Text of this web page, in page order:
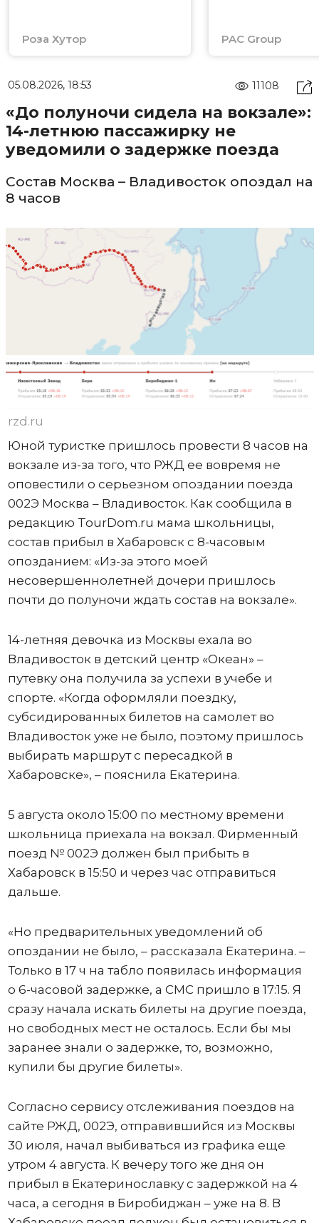
Роза Хутор PAC Group
05.08.2026, 18:53 11108
«До полуночи сидела на вокзале»:
14-летнюю пассажирку не
уведомили о задержке поезда
Состав Москва – Владивосток опоздал на
8 часов
rzd.ru
Юной туристке пришлось провести 8 часов на
вокзале из-за того, что РЖД ее вовремя не
оповестили о серьезном опоздании поезда
002Э Москва – Владивосток. Как сообщила в
редакцию TourDom.ru мама школьницы,
состав прибыл в Хабаровск с 8-часовым
опозданием: «Из-за этого моей
несовершеннолетней дочери пришлось
почти до полуночи ждать состав на вокзале».
14-летняя девочка из Москвы ехала во
Владивосток в детский центр «Океан» –
путевку она получила за успехи в учебе и
спорте. «Когда оформляли поездку,
субсидированных билетов на самолет во
Владивосток уже не было, поэтому пришлось
выбирать маршрут с пересадкой в
Хабаровске», – пояснила Екатерина.
5 августа около 15:00 по местному времени
школьница приехала на вокзал. Фирменный
поезд № 002Э должен был прибыть в
Хабаровск в 15:50 и через час отправиться
дальше.
«Но предварительных уведомлений об
опоздании не было, – рассказала Екатерина. –
Только в 17 ч на табло появилась информация
о 6-часовой задержке, а СМС пришло в 17:15. Я
сразу начала искать билеты на другие поезда,
но свободных мест не осталось. Если бы мы
заранее знали о задержке, то, возможно,
купили бы другие билеты».
Согласно сервису отслеживания поездов на
сайте РЖД, 002Э, отправившийся из Москвы
30 июля, начал выбиваться из графика еще
утром 4 августа. К вечеру того же дня он
прибыл в Екатеринославку с задержкой на 4
часа, а сегодня в Биробиджан – уже на 8. В